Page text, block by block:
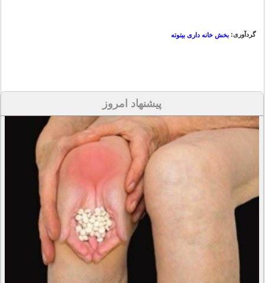
گردآوری: بخش خانه داری بیتوته
پیشنهاد امروز